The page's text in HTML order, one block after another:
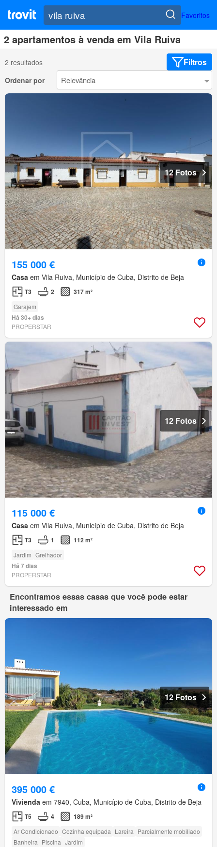
Favoritos
2 apartamentos à venda em Vila Ruiva
2 resultados Filtros
Ordenar por
12 Fotos
155 000 €
Casa em Vila Ruiva, Município de Cuba, Distrito de Beja
T3 2 317 m²
Garajem
Há 30+ dias
PROPERSTAR
12 Fotos
115 000 €
Casa em Vila Ruiva, Município de Cuba, Distrito de Beja
T3 1 112 m²
Jardim Grelhador
Há 7 dias
PROPERSTAR
Encontramos essas casas que você pode estar
interessado em
12 Fotos
395 000 €
Vivienda em 7940, Cuba, Município de Cuba, Distrito de Beja
T5 4 189 m²
Ar Condicionado Cozinha equipada Lareira Parcialmente mobiliado
Banheira Piscina Jardim